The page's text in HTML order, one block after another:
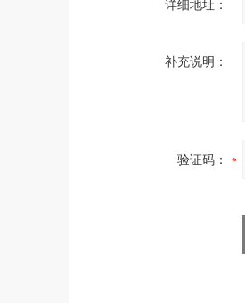
详细地址：
补充说明：
验证码：